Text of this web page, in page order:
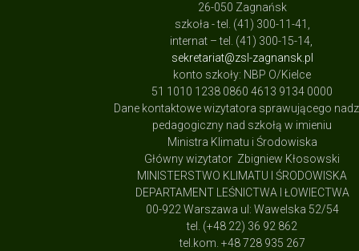
26-050 Zagnańsk
szkoła - tel. (41) 300-11-41,
internat – tel. (41) 300-15-14,
sekretariat@zsl-zagnansk.pl
konto szkoły: NBP O/Kielce
51 1010 1238 0860 4613 9134 0000
Dane kontaktowe wizytatora sprawującego
pedagogiczny nad szkołą w imieniu
Ministra Klimatu i Środowiska
Główny wizytator Zbigniew Kłosowski
MINISTERSTWO KLIMATU I ŚRODOWISKA
DEPARTAMENT LEŚNICTWA I ŁOWIECTWA
00-922 Warszawa ul: Wawelska 52/54
tel. (+48 22) 36 92 862
tel.kom. +48 728 935 267